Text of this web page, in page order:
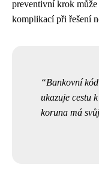
preventivní krok může
komplikací při řešení
Bankovní
ukazuje cestu
koruna má